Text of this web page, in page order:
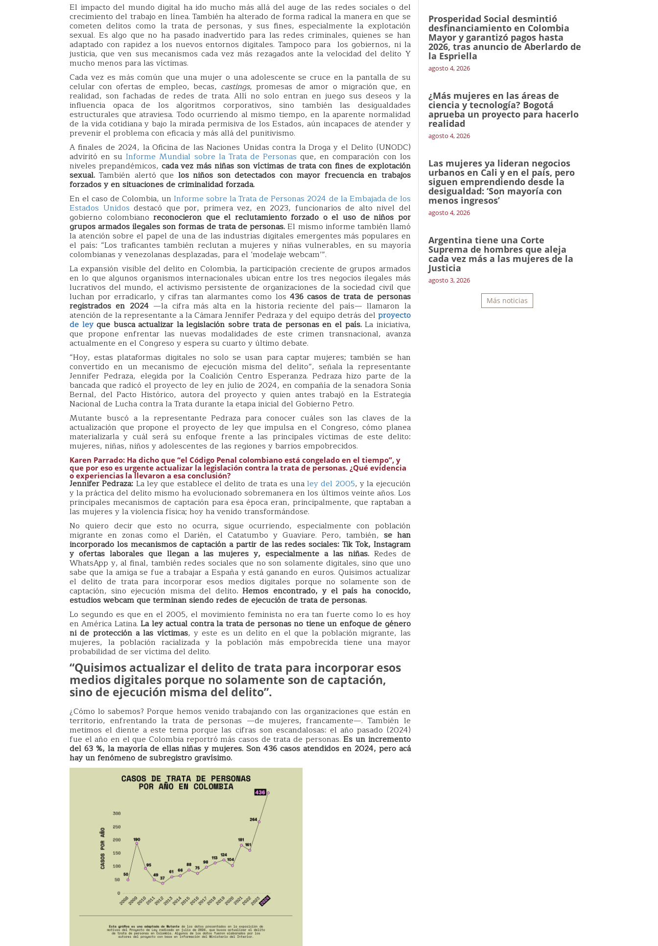
El impacto del mundo digital ha ido mucho más allá del auge de las redes sociales o del
crecimiento del trabajo en línea. También ha alterado de forma radical la manera en que se
cometen delitos como la trata de personas, y sus fines, especialmente la explotación
sexual. Es algo que no ha pasado inadvertido para las redes criminales, quienes se han
adaptado con rapidez a los nuevos entornos digitales. Tampoco para los gobiernos, ni la
justicia, que ven sus mecanismos cada vez más rezagados ante la velocidad del delito Y
mucho menos para las víctimas.
Cada vez es más común que una mujer o una adolescente se cruce en la pantalla de su
celular con ofertas de empleo, becas, castings, promesas de amor o migración que, en
realidad, son fachadas de redes de trata. Allí no solo entran en juego sus deseos y la
influencia opaca de los algoritmos corporativos, sino también las desigualdades
estructurales que atraviesa. Todo ocurriendo al mismo tiempo, en la aparente normalidad
de la vida cotidiana y bajo la mirada permisiva de los Estados, aún incapaces de atender y
prevenir el problema con eficacia y más allá del punitivismo.
A finales de 2024, la Oficina de las Naciones Unidas contra la Droga y el Delito (UNODC)
adviritó en suInforme Mundial sobre la Trata de Personas que, en comparación con los
niveles prepandémicos, cada vez más niñas son víctimas de trata con fines de explotación
sexual. También alertó que los niños son detectados con mayor frecuencia en trabajos
forzados y en situaciones de criminalidad forzada.
En el caso de Colombia, unInforme sobre la Trata de Personas 2024 de la Embajada de los
Estados Unidos destacó que por, primera vez, en 2023, funcionarios de alto nivel del
gobierno colombianoreconocieron que el reclutamiento forzado o el uso de niños por
grupos armados ilegales son formas de trata de personas.El mismo informe también llamó
la atención sobre el papel de una de las industrias digitales emergentes más populares en
el país: “Los traficantes también reclutan a mujeres y niñas vulnerables, en su mayoría
colombianas y venezolanas desplazadas, para el ‘modelaje webcam’”.
La expansión visible del delito en Colombia, la participación creciente de grupos armados
en lo que algunos organismos internacionales ubican entre los tres negocios ilegales más
lucrativos del mundo, el activismo persistente de organizaciones de la sociedad civil que
luchan por erradicarlo, y cifras tan alarmantes como los 436 casos de trata de personas
registrados en 2024—la cifra más alta en la historia reciente del país— llamaron la
atención de la representante a la Cámara Jennifer Pedraza y del equipo detrás del proyecto
de ley que busca actualizar la legislación sobre trata de personas en el país.La iniciativa,
que propone enfrentar las nuevas modalidades de este crimen transnacional, avanza
actualmente en el Congreso y espera su cuarto y último debate.
“Hoy, estas plataformas digitales no solo se usan para captar mujeres; también se han
convertido en un mecanismo de ejecución misma del delito”, señala la representante
Jennifer Pedraza, elegida por la Coalición Centro Esperanza. Pedraza hizo parte de la
bancada que radicó el proyecto de ley en julio de 2024, en compañía de la senadora Sonia
Bernal, del Pacto Histórico, autora del proyecto y quien antes trabajó en la Estrategia
Nacional de Lucha contra la Trata durante la etapa inicial del Gobierno Petro.
Mutante buscó a la representante Pedraza para conocer cuáles son las claves de la
actualización que propone el proyecto de ley que impulsa en el Congreso, cómo planea
materializarla y cuál será su enfoque frente a las principales víctimas de este delito:
mujeres, niñas, niños y adolescentes de las regiones y barrios empobrecidos.
Karen Parrado: Ha dicho que “el Código Penal colombiano está congelado en el tiempo”, y
que por eso es urgente actualizar la legislación contra la trata de personas. ¿Qué evidencia
o experiencias la llevaron a esa conclusión?
Jennifer Pedraza: La ley que establece el delito de trata es unaley del 2005, y la ejecución
y la práctica del delito mismo ha evolucionado sobremanera en los últimos veinte años. Los
principales mecanismos de captación para esa época eran, principalmente, que raptaban a
las mujeres y la violencia física; hoy ha venido transformándose.
No quiero decir que esto no ocurra, sigue ocurriendo, especialmente con población
migrante en zonas como el Darién, el Catatumbo y Guaviare. Pero, también, se han
incorporado los mecanismos de captación a partir de las redes sociales: Tik Tok, Instagram
y ofertas laborales que llegan a las mujeres y, especialmente a las niñas.Redes de
WhatsApp y, al final, también redes sociales que no son solamente digitales, sino que uno
sabe que la amiga se fue a trabajar a España y está ganando en euros. Quisimos actualizar
el delito de trata para incorporar esos medios digitales porque no solamente son de
captación, sino ejecución misma del delito.Hemos encontrado, y el país ha conocido,
estudios webcam que terminan siendo redes de ejecución de trata de personas.
Lo segundo es que en el 2005, el movimiento feminista no era tan fuerte como lo es hoy
en América Latina.La ley actual contra la trata de personas no tiene un enfoque de género
ni de protección a las víctimas, y este es un delito en el que la población migrante, las
mujeres, la población racializada y la población más empobrecida tiene una mayor
probabilidad de ser víctima del delito.
“Quisimos actualizar el delito de trata para incorporar esos
medios digitales porque no solamente son de captación,
sino de ejecución misma del delito”.
¿Cómo lo sabemos? Porque hemos venido trabajando con las organizaciones que están en
territorio, enfrentando la trata de personas —de mujeres, francamente—. También le
metimos el diente a este tema porque las cifras son escandalosas: el año pasado (2024)
fue el año en el que Colombia reportró más casos de trata de personas.Es un incremento
del 63 %, la mayoría de ellas niñas y mujeres. Son 436 casos atendidos en 2024, pero acá
hay un fenómeno de subregistro gravísimo.
Prosperidad Social desmintió
desfinanciamiento en Colombia
Mayor y garantizó pagos hasta
2026, tras anuncio de Aberlardo de
la Espriella
agosto 4, 2026
¿Más mujeres en las áreas de
ciencia y tecnología? Bogotá
aprueba un proyecto para hacerlo
realidad
agosto 4, 2026
Las mujeres ya lideran negocios
urbanos en Cali y en el país, pero
siguen emprendiendo desde la
desigualdad: ‘Son mayoría con
menos ingresos’
agosto 4, 2026
Argentina tiene una Corte
Suprema de hombres que aleja
cada vez más a las mujeres de la
Justicia
agosto 3, 2026
Más noticias